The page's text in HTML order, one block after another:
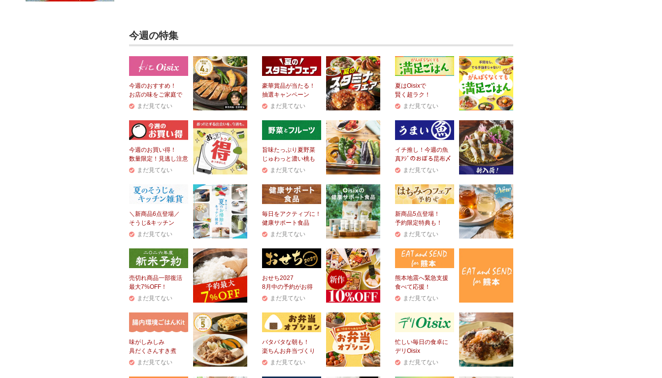
今週の特集
今週のおすすめ！
お店の味をご家庭で
まだ見てない
豪華賞品が当たる！
抽選キャンペーン
まだ見てない
夏はOisixで
賢く超ラク！
まだ見てない
今週のお買い得！
数量限定！見逃し注意
まだ見てない
旨味たっぷり夏野菜
じゅわっと濃い桃も
まだ見てない
イチ推し！今週の魚
真ｱｼﾞのおぼろ昆布〆
まだ見てない
＼新商品6点登場／
そうじ&キッチン
まだ見てない
毎日をアクティブに！
健康サポート食品
まだ見てない
新商品5点登場！
予約限定特典も！
まだ見てない
売切れ商品一部復活
最大7%OFF！
まだ見てない
おせち2027
8月中の予約がお得
まだ見てない
熊本地震へ緊急支援
食べて応援！
まだ見てない
味がしみしみ
具だくさんすき煮
まだ見てない
バタバタな朝も！
楽ちんお弁当づくり
まだ見てない
忙しい毎日の食卓に
デリOisix
まだ見てない